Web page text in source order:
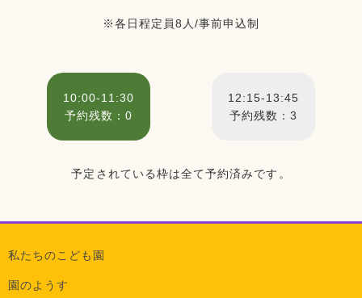
※各日程定員8人/事前申込制
10:00-11:30
予約残数：0
12:15-13:45
予約残数：3
予定されている枠は全て予約済みです。
私たちのこども園
園のようす